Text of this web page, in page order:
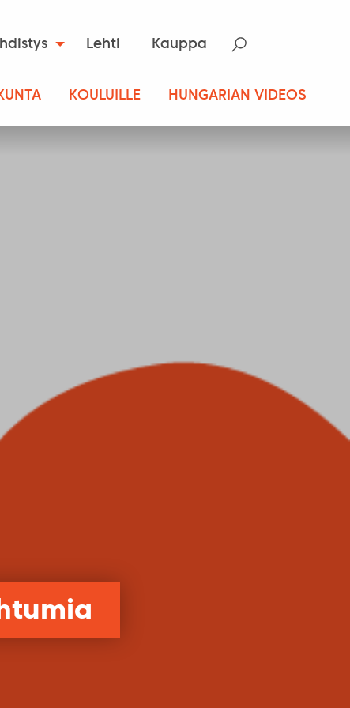
Lehti Kauppa
KOULUILLE HUNGARIAN VIDEOS